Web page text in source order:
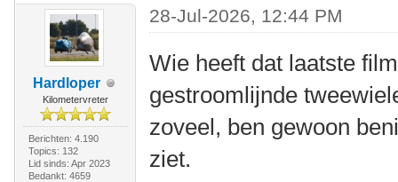
Hardloper
Kilometervreter
Berichten: 4.190
Topics: 132
Lid sinds: Apr 2023
Bedankt: 4659
28-Jul-2026, 12:44 PM
Wie heeft dat laatste
gestroomlijnde
zoveel, ben gewoon
ziet.